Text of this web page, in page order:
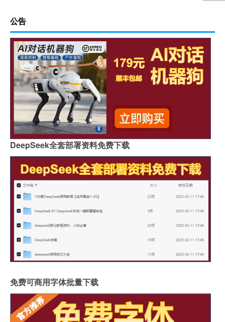
公告
DeepSeek全套部署资料免费下载
免费可商用字体批量下载